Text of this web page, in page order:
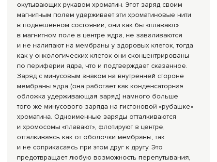
окутывающих рукавом хроматин. Этот заряд своим
магнитным полем удерживает эти хроматиновые нити
в подвешенном состоянии, они как бы «плавают»
в магнитном поле в центре ядра, не заваливаются
и не налипают на мембраны у здоровых клеток, тогда
как у онкологических клеток они сконцентрированы
по периферии ядра, что и подтверждает сказанное.
Заряд с минусовым знаком на внутренней стороне
мембраны ядра (она работает как конденсаторная
обложка удерживающая заряд) намного больше
того же минусового заряда на гистоновой «рубашке»
хроматина. Одноименные заряды отталкиваются
и хромосомы «плавают», флотируют в центре,
отталкиваясь как от оболочки мембраны, так
и не соприкасаясь при этом друг к другу. Это
предотвращает любую возможность перепутывания,